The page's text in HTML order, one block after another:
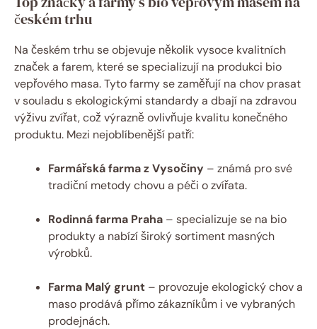
českém trhu
Na českém⁢ trhu se objevuje⁢ několik vysoce kvalitních
značek a‌ farem,⁢ které se ‌specializují na produkci‌ bio
vepřového masa. Tyto ‍farmy se⁤ zaměřují na‍ chov prasat
v ⁣souladu ​s ekologickými standardy ​a dbají na zdravou⁣
výživu zvířat, což ⁣výrazně ovlivňuje​ kvalitu‌ konečného
produktu. Mezi nejoblíbenější patří:
Farmářská farma ⁤z Vysočiny – známá‌ pro své⁣
tradiční metody chovu a péči o zvířata.
Rodinná farma Praha – specializuje se na⁤ bio
⁣produkty a⁢ nabízí‍ široký ⁢sortiment ​masných
výrobků.
Farma Malý ⁤grunt – provozuje ekologický chov a
maso​ prodává přímo zákazníkům i ve vybraných⁤
prodejnách.